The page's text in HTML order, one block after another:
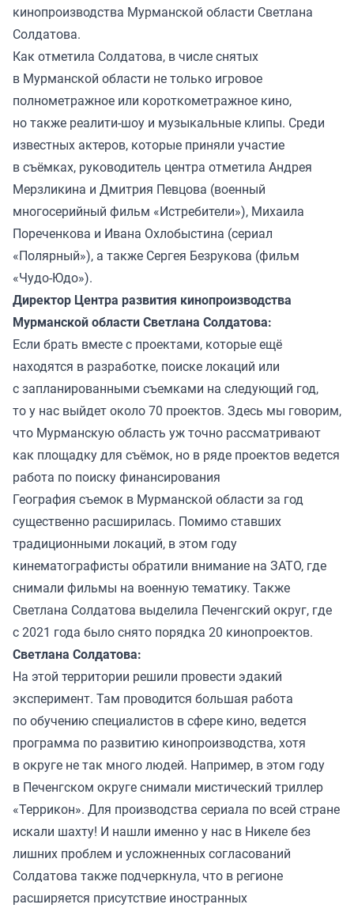
кинопроизводства Мурманской области Светлана
Солдатова.
Как отметила Солдатова, в числе снятых
в Мурманской области не только игровое
полнометражное или короткометражное кино,
но также реалити-шоу и музыкальные клипы. Среди
известных актеров, которые приняли участие
в съёмках, руководитель центра отметила Андрея
Мерзликина и Дмитрия Певцова (военный
многосерийный фильм «Истребители»), Михаила
Пореченкова и Ивана Охлобыстина (сериал
«Полярный»), а также Сергея Безрукова (фильм
«Чудо-Юдо»).
Директор Центра развития кинопроизводства
Мурманской области Светлана Солдатова:
Если брать вместе с проектами, которые ещё
находятся в разработке, поиске локаций или
с запланированными съемками на следующий год,
то у нас выйдет около 70 проектов. Здесь мы говорим,
что Мурманскую область уж точно рассматривают
как площадку для съёмок, но в ряде проектов ведется
работа по поиску финансирования
География съемок в Мурманской области за год
существенно расширилась. Помимо ставших
традиционными локаций, в этом году
кинематографисты обратили внимание на ЗАТО, где
снимали фильмы на военную тематику. Также
Светлана Солдатова выделила Печенгский округ, где
с 2021 года было снято порядка 20 кинопроектов.
Светлана Солдатова:
На этой территории решили провести эдакий
эксперимент. Там проводится большая работа
по обучению специалистов в сфере кино, ведется
программа по развитию кинопроизводства, хотя
в округе не так много людей. Например, в этом году
в Печенгском округе снимали мистический триллер
«Террикон». Для производства сериала по всей стране
искали шахту! И нашли именно у нас в Никеле без
лишних проблем и усложненных согласований
Солдатова также подчеркнула, что в регионе
расширяется присутствие иностранных